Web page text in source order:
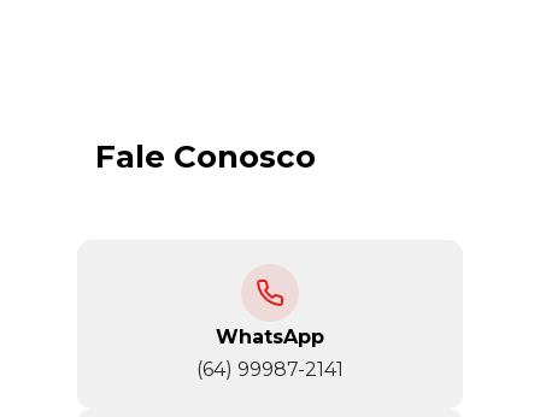
Fale Conosco
WhatsApp
(64) 99987-2141